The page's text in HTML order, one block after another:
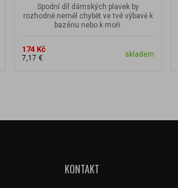
Spodní díl dámských plavek by
rozhodně neměl chybět ve tvé výbavě k
bazénu nebo k moři.
174 Kč
7,17 € skladem
KONTAKT